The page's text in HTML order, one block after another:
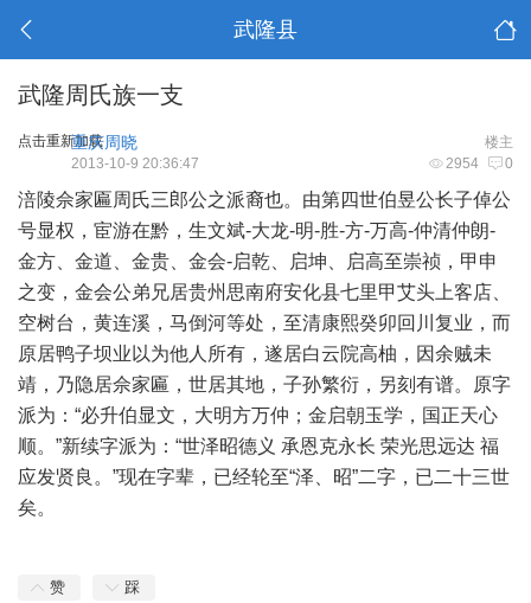
武隆县
武隆周氏族一支
点击重新加载 楼主
重庆周晓
2954 0
2013-10-9 20:36:47
涪陵佘家匾周氏三郎公之派裔也。由第四世伯昱公长子倬公
号显权，宦游在黔，生文斌-大龙-明-胜-方-万高-仲清仲朗-
金方、金道、金贵、金会-启乾、启坤、启高至崇祯，甲申
之变，金会公弟兄居贵州思南府安化县七里甲艾头上客店、
空树台，黄连溪，马倒河等处，至清康熙癸卯回川复业，而
原居鸭子坝业以为他人所有，遂居白云院高柚，因余贼未
靖，乃隐居佘家匾，世居其地，子孙繁衍，另刻有谱。原字
派为：“必升伯显文，大明方万仲；金启朝玉学，国正天心
顺。”新续字派为：“世泽昭德义 承恩克永长 荣光思远达 福
应发贤良。”现在字辈，已经轮至“泽、昭”二字，已二十三世
矣。
赞 踩